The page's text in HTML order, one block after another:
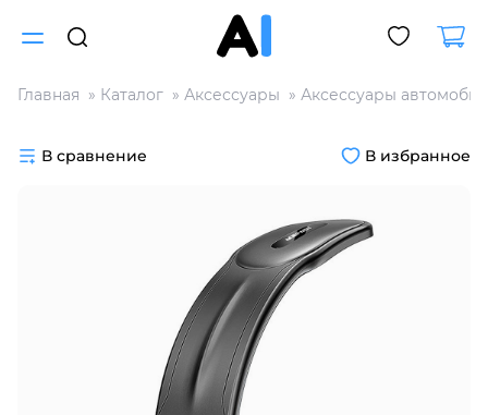
Главная Каталог Аксессуары Аксессуары
В сравнение В избранное
Разбейте
без переплат
График платежей